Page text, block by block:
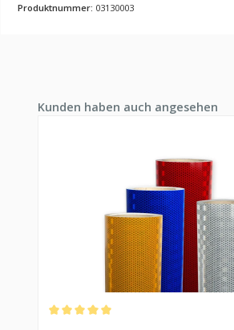
Produktnummer: 03130003
Produktgalerie überspringen
Kunden haben auch angesehen